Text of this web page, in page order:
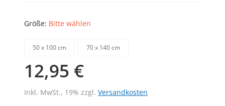
Größe: Bitte wählen
50 х 100 cm 70 х 140 cm
12,95 €
Inkl. MwSt., 19% zzgl. Versandkosten